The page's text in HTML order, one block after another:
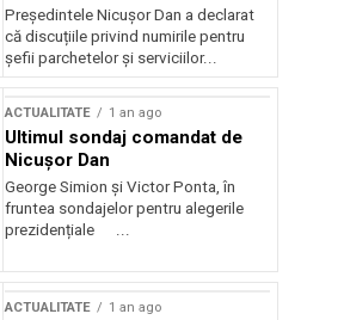
Președintele Nicușor Dan a declarat
că discuțiile privind numirile pentru
șefii parchetelor și serviciilor...
ACTUALITATE 1 an ago
Ultimul sondaj comandat de
Nicușor Dan
George Simion și Victor Ponta, în
fruntea sondajelor pentru alegerile
prezidențiale ...
ACTUALITATE 1 an ago